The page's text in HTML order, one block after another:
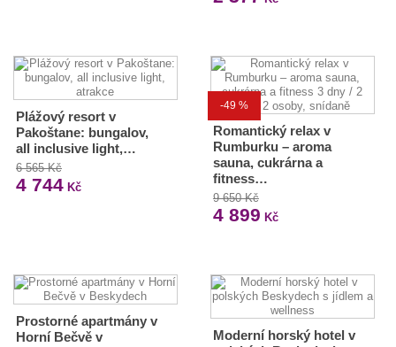
Plážový resort v
Pakoštane: bungalov,
all inclusive light,…
6 565 Kč
4 744 Kč
-49 %
Romantický relax v
Rumburku – aroma
sauna, cukrárna a
fitness…
9 650 Kč
4 899 Kč
Prostorné apartmány v
Horní Bečvě v
Moderní horský hotel v